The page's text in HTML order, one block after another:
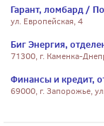
Гарант, ломбард /
ул. Европейская, 4
Биг Энергия,
71300, г. Каменка-
Финансы и кредит,
69000, г. Запорожье,